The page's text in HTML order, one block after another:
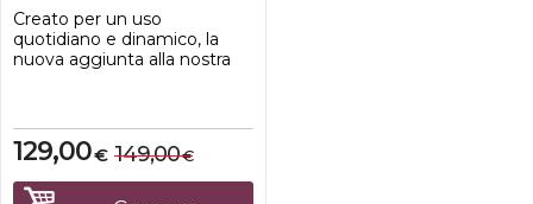
Creato per un uso
quotidiano e dinamico, la
nuova aggiunta alla nostra
più facilmente l'attrezzatura
di valore. Costruita in nylon,
lo zaino UDG è leggero,
€
129,00 €
149,00